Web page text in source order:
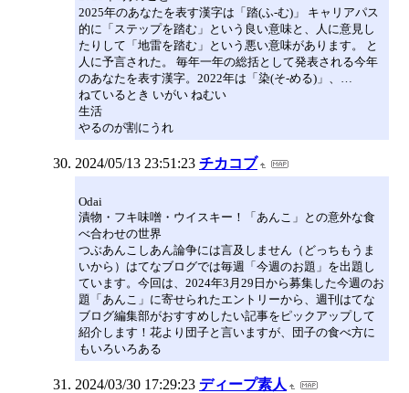
2025年のあなたを表す漢字は「踏(ふ-む)」 キャリアパス
的に「ステップを踏む」という良い意味と、人に意見し
たりして「地雷を踏む」という悪い意味があります。 と
人に予言された。 毎年一年の総括として発表される今年
のあなたを表す漢字。2022年は「染(そ-める)」、…
ねているとき いがい ねむい
生活
やるのが割にうれ
2024/05/13 23:51:23 チカコブ
Odai
漬物・フキ味噌・ウイスキー！「あんこ」との意外な食
べ合わせの世界
つぶあんこしあん論争には言及しません（どっちもうま
いから）はてなブログでは毎週「今週のお題」を出題し
ています。今回は、2024年3月29日から募集した今週のお
題「あんこ」に寄せられたエントリーから、週刊はてな
ブログ編集部がおすすめしたい記事をピックアップして
紹介します！花より団子と言いますが、団子の食べ方に
もいろいろある
2024/03/30 17:29:23 ディープ素人